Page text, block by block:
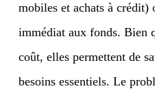
mobiles et achats à
immédiat aux fonds. Bien
coût, elles permettent de
besoins essentiels. Le